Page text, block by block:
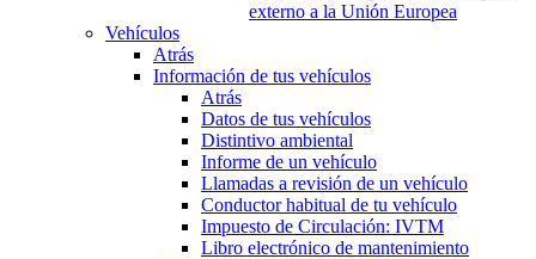
externo a la Unión Europea
Vehículos
Atrás
Información de tus vehículos
Atrás
Datos de tus vehículos
Distintivo ambiental
Informe de un vehículo
Llamadas a revisión de un vehículo
Conductor habitual de tu vehículo
Impuesto de Circulación: IVTM
Libro electrónico de mantenimiento